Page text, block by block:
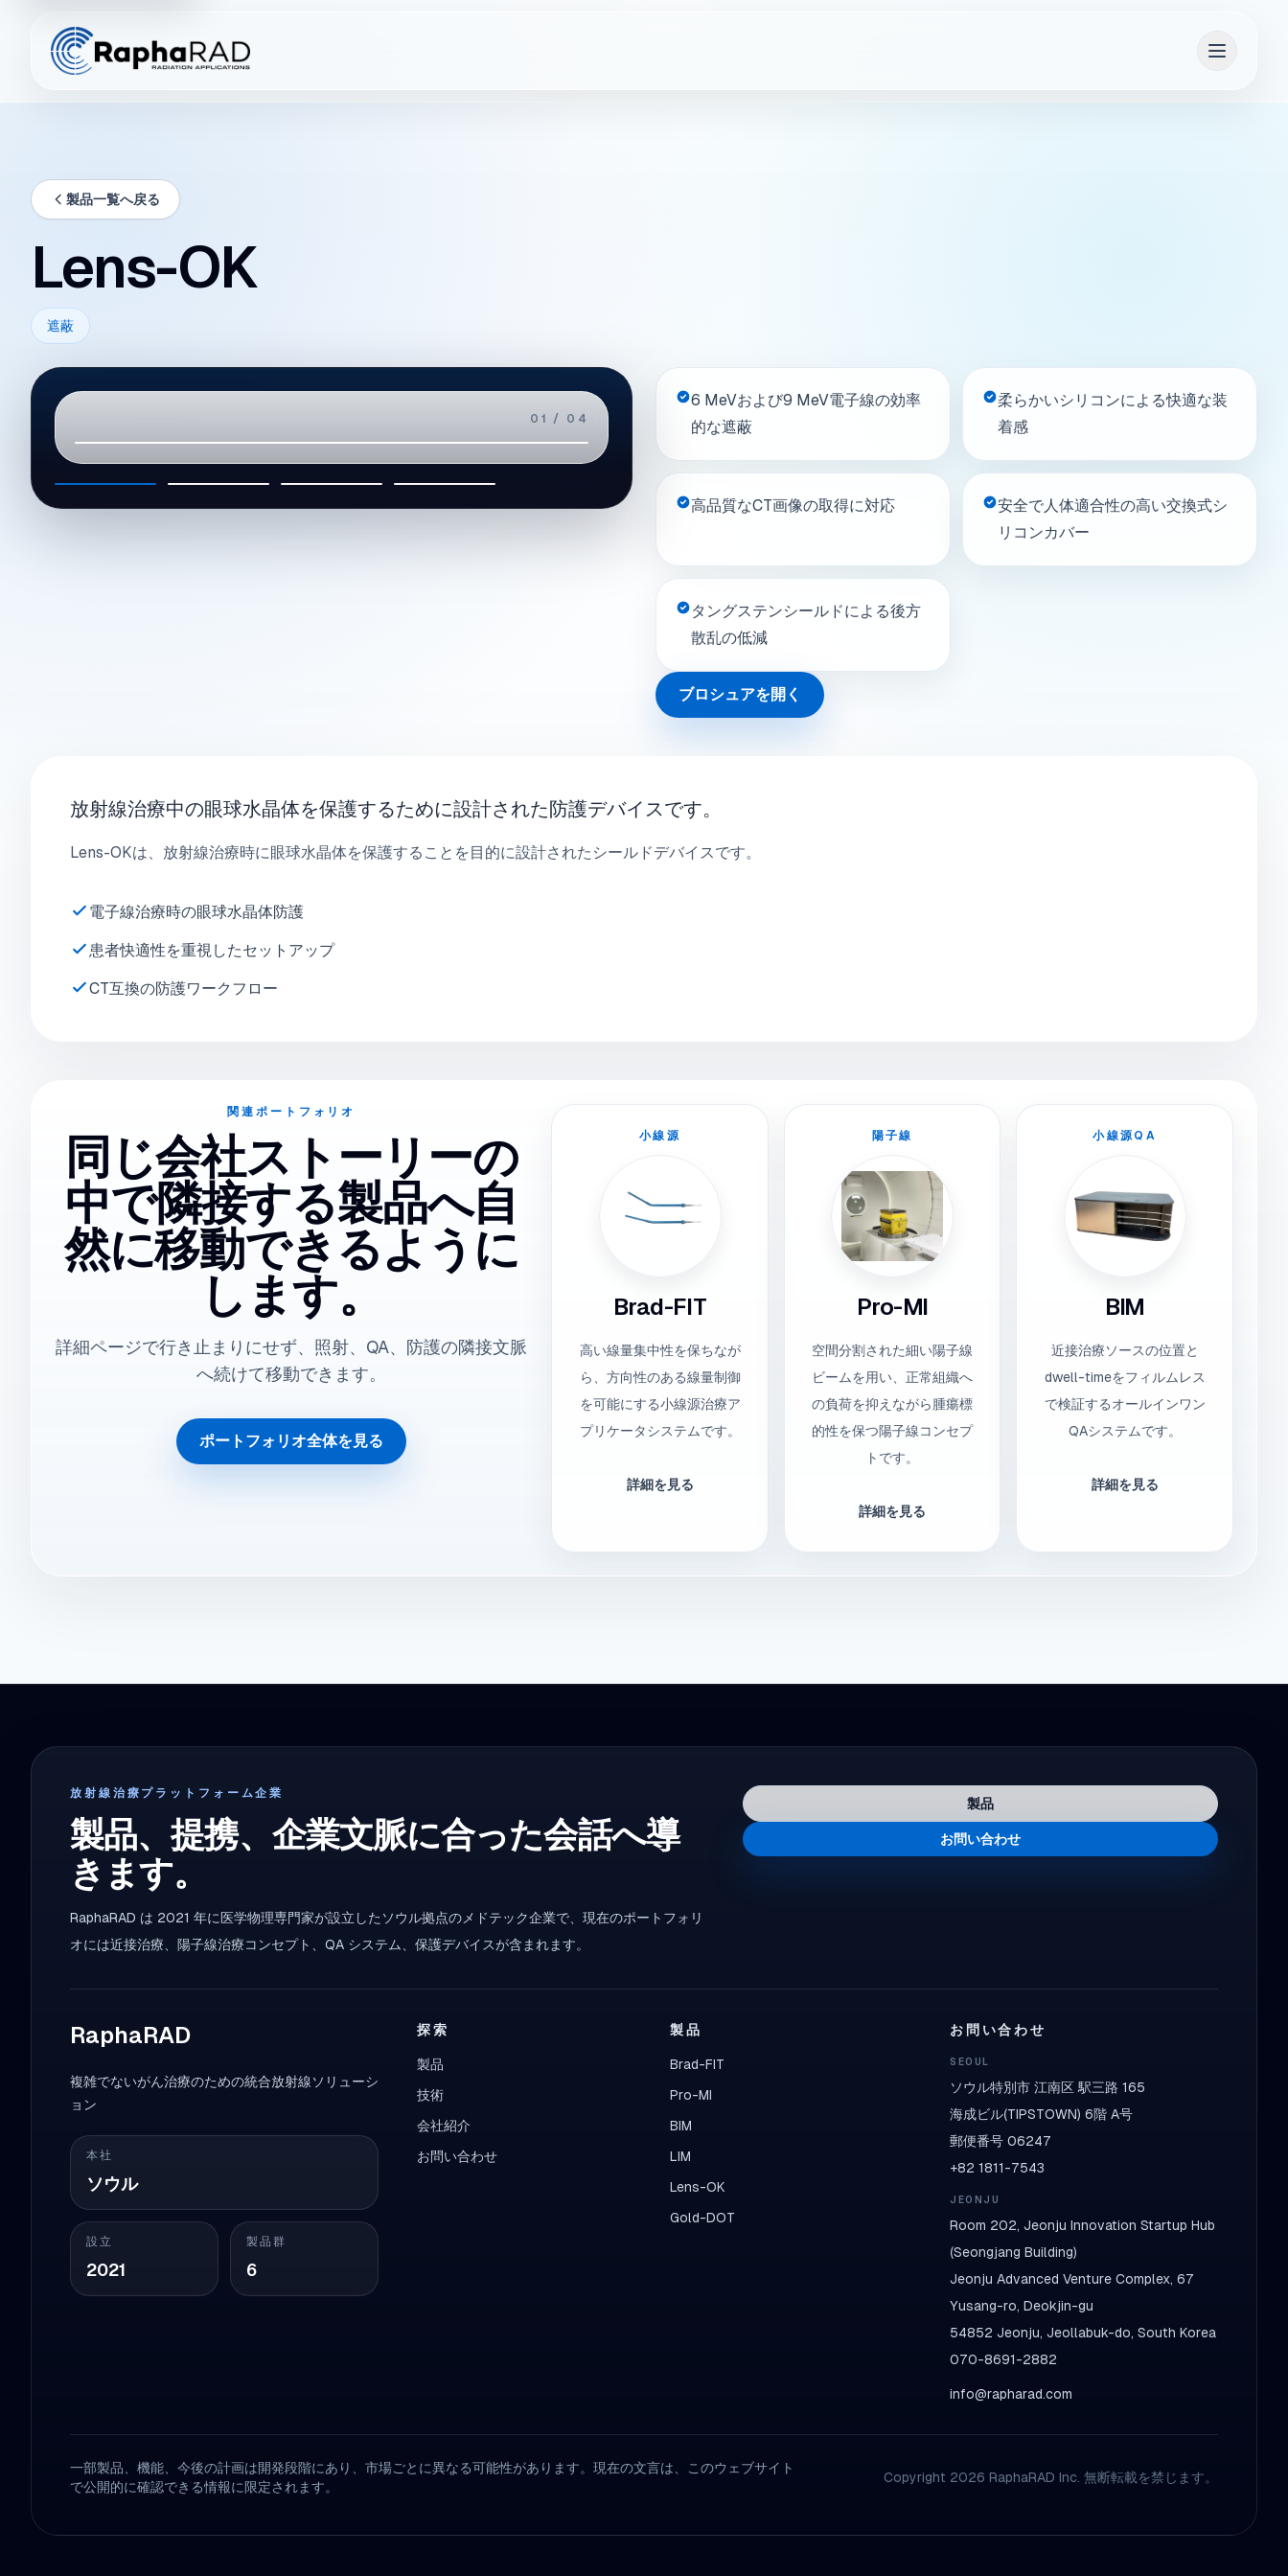
製品一覧へ戻る
Lens-OK
遮蔽
02 / 04
6 MeVおよび9 MeV電子線の効率
的な遮蔽
柔らかいシリコンによる快適な装
着感
高品質なCT画像の取得に対応
安全で人体適合性の高い交換式シ
リコンカバー
タングステンシールドによる後方
散乱の低減
ブロシュアを開く
放射線治療中の眼球水晶体を保護するために設計された防護デバイスです。
Lens-OKは、放射線治療時に眼球水晶体を保護することを目的に設計されたシールドデバイスです。
電子線治療時の眼球水晶体防護
患者快適性を重視したセットアップ
CT互換の防護ワークフロー
関連ポートフォリオ
同じ会社ストーリーの
中で隣接する製品へ自
然に移動できるように
します。
詳細ページで行き止まりにせず、照射、QA、防護の隣接文脈
へ続けて移動できます。
ポートフォリオ全体を見る
小線源
Brad-FIT
高い線量集中性を保ちなが
ら、方向性のある線量制御
を可能にする小線源治療ア
プリケータシステムです。
詳細を見る
陽子線
Pro-MI
空間分割された細い陽子線
ビームを用い、正常組織へ
の負荷を抑えながら腫瘍標
的性を保つ陽子線コンセプ
トです。
詳細を見る
小線源QA
BIM
近接治療ソースの位置と
dwell-timeをフィルムレス
で検証するオールインワン
QAシステムです。
詳細を見る
放射線治療プラットフォーム企業
製品、提携、企業文脈に合った会話へ導
きます。
RaphaRAD は 2021 年に医学物理専門家が設立したソウル拠点のメドテック企業で、現在のポートフォリ
オには近接治療、陽子線治療コンセプト、QA システム、保護デバイスが含まれます。
製品
お問い合わせ
RaphaRAD
複雑でないがん治療のための統合放射線ソリューシ
ョン
本社
ソウル
設立
2021
製品群
6
探索
製品
技術
会社紹介
お問い合わせ
製品
Brad-FIT
Pro-MI
BIM
LIM
Lens-OK
Gold-DOT
お問い合わせ
SEOUL
ソウル特別市 江南区 駅三路 165
海成ビル(TIPSTOWN) 6階 A号
郵便番号 06247
+82 1811-7543
JEONJU
Room 202, Jeonju Innovation Startup Hub
(Seongjang Building)
Jeonju Advanced Venture Complex, 67
Yusang-ro, Deokjin-gu
54852 Jeonju, Jeollabuk-do, South Korea
070-8691-2882
info@rapharad.com
一部製品、機能、今後の計画は開発段階にあり、市場ごとに異なる可能性があります。現在の文言は、このウェブサイト
で公開的に確認できる情報に限定されます。
Copyright 2026 RaphaRAD Inc. 無断転載を禁じます。